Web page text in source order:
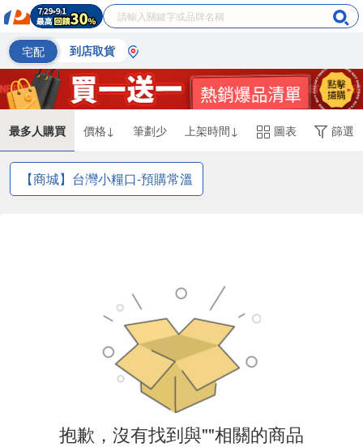
宅配 到店取貨
最多人購買 價格↓ 筆劃少 上架時間↓ 圖表 篩選
【商城】台灣小糧口-預購常溫
抱歉，沒有找到與""相關的商品